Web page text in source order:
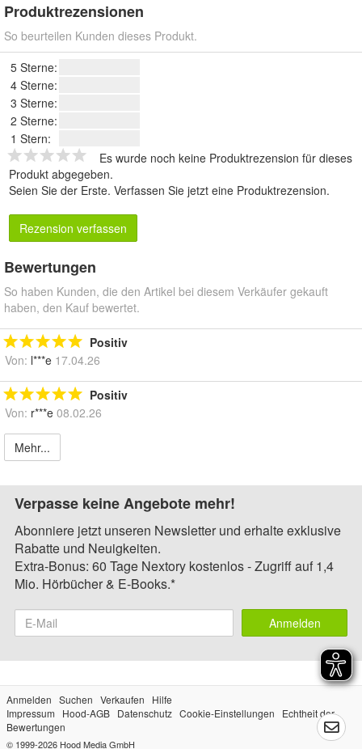
Produktrezensionen
So beurteilen Kunden dieses Produkt.
5 Sterne:
4 Sterne:
3 Sterne:
2 Sterne:
1 Stern:
Es wurde noch keine Produktrezension für dieses
Produkt abgegeben.
Seien Sie der Erste. Verfassen Sie jetzt eine Produktrezension.
Rezension verfassen
Bewertungen
So haben Kunden, die den Artikel bei diesem Verkäufer gekauft
haben, den Kauf bewertet.
Positiv
Von: l***e 17.04.26
Positiv
Von: r***e 08.02.26
Mehr...
Verpasse keine Angebote mehr!
Abonniere jetzt unseren Newsletter und erhalte exklusive
Rabatte und Neuigkeiten.
Extra-Bonus: 60 Tage Nextory kostenlos - Zugriff auf 1,4
Mio. Hörbücher & E-Books.*
Anmelden
Anmelden Suchen Verkaufen
Hilfe
Impressum
Hood-AGB Datenschutz Cookie-Einstellungen
Echtheit der
Bewertungen
© 1999-2026 Hood Media GmbH